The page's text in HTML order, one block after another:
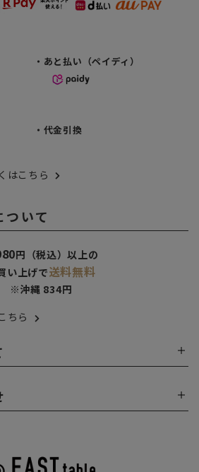
・あと払い（ペイディ）
・代金引換
はこちら
いて
円（税込）以上の
い上げで送料無料
※沖縄 834円
ちら